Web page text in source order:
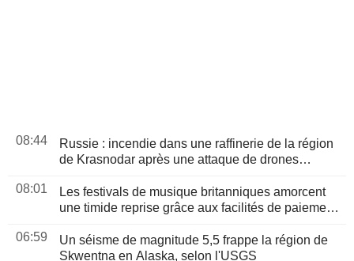
08:44
Russie : incendie dans une raffinerie de la région
de Krasnodar après une attaque de drones
08:01
Les festivals de musique britanniques amorcent
une timide reprise grâce aux facilités de paiement
06:59
Un séisme de magnitude 5,5 frappe la région de
Skwentna en Alaska, selon l'USGS